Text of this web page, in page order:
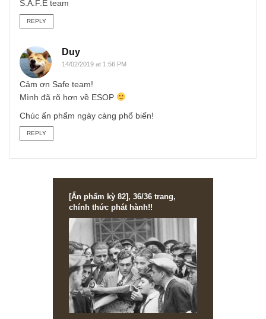
MWG chỉ nhận vỏn vẹn 0.15%/3% ESOP, chừa lại phần
cho các lãnh đạo cấp trung và nhân viên. Chúng tôi cho
mà họ duy trì được văn hóa doanh nghiệp khá tốt!”
Như vậy, một chính sách ESOP tốt, phải đáp ứng được 2
tiêu chí: (1) Tỷ lệ ESOP phải phù hợp với tăng trưởng lợi
nhuận của doanh nghiệp, tức không chiếm quá cao đến
mức cổ đông chẳng còn được lại gì! (2) Phần lớn ESOP
phải được dành cho các nhân viên, người trực tiếp tạo ra
doanh thu và đóng góp lâu dài cho sự phát triên bền vững
của công ty.
Hi vọng khúc mắc của anh đã được thỏa mãn. Chúc anh
một năm mới an khang thịnh vượng anh nhé!
S.A.F.E team
Duy
14/02/2019 at 1:56 PM
Cảm ơn Safe team!
Mình đã rõ hơn về ESOP